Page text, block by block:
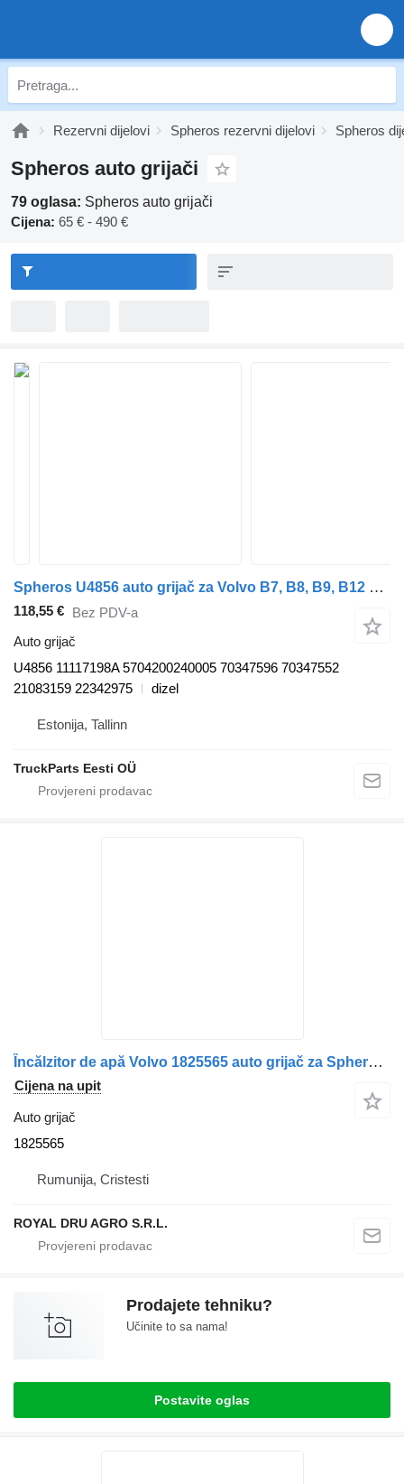
Rezervni dijelovi Spheros rezervni dijelovi Spheros
Spheros auto grijači
79 oglasa: Spheros auto grijači
Cijena: 65 € - 490 €
Spheros U4856 auto grijač za Volvo B7, B8, B9, B12 bus (2005-) autobusa
118,55 € Bez PDV-a
Auto grijač
U4856 11117198A 5704200240005 70347596 70347552
21083159 22342975
dizel
Estonija, Tallinn
TruckParts Eesti OÜ
Încălzitor de apă Volvo 1825565 auto grijač za Spheros kamiona
Cijena na upit
Auto grijač
1825565
Rumunija, Cristesti
ROYAL DRU AGRO S.R.L.
Prodajete tehniku?
Učinite to sa nama!
Postavite oglas